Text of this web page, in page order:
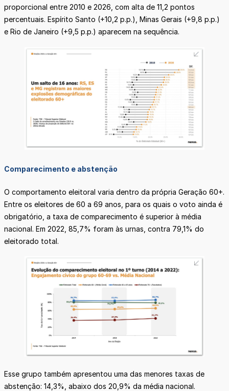
proporcional entre 2010 e 2026, com alta de 11,2 pontos
percentuais. Espírito Santo (+10,2 p.p.), Minas Gerais (+9,8 p.p.)
e Rio de Janeiro (+9,5 p.p.) aparecem na sequência.
Comparecimento e abstenção
O comportamento eleitoral varia dentro da própria Geração 60+.
Entre os eleitores de 60 a 69 anos, para os quais o voto ainda é
obrigatório, a taxa de comparecimento é superior à média
nacional. Em 2022, 85,7% foram às urnas, contra 79,1% do
eleitorado total.
Esse grupo também apresentou uma das menores taxas de
abstenção: 14,3%, abaixo dos 20,9% da média nacional.